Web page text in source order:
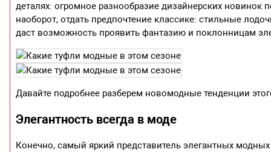
деталях: огромное разнообразие дизайнерских новинок
наоборот, отдать предпочтение классике: стильные
даст возможность проявить фантазию и поклонницам
Давайте подробнее разберем новомодные тенденции
Элегантность всегда в моде
Конечно, самый яркий представитель элегантных